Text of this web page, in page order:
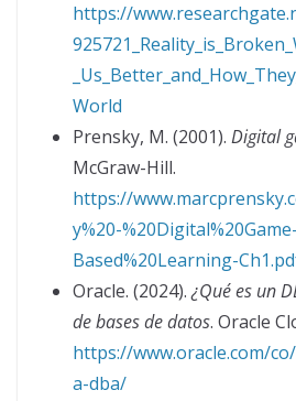
https://
World
Prensky, M. (2001). Digital
McGraw-Hill.
https://
y%20-%20Digital%20Game-
Based%20Learning-
Oracle. (2024).¿Qué es un
de bases de datos. Oracle
https://www.oracle.com/
a-dba/